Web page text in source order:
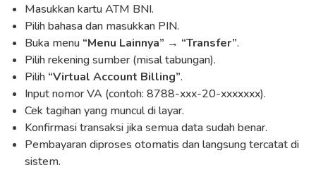
Masukkan kartu ATM BNI.
Pilih bahasa dan masukkan PIN.
Buka menu “Menu Lainnya” → “Transfer”.
Pilih rekening sumber (misal tabungan).
Pilih “Virtual Account Billing”.
Input nomor VA (contoh: 8788-xxx-20-xxxxxxx).
Cek tagihan yang muncul di layar.
Konfirmasi transaksi jika semua data sudah benar.
Pembayaran diproses otomatis dan langsung tercatat di
sistem.